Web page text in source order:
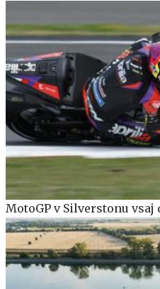
MotoGP v Silverstonu vsaj